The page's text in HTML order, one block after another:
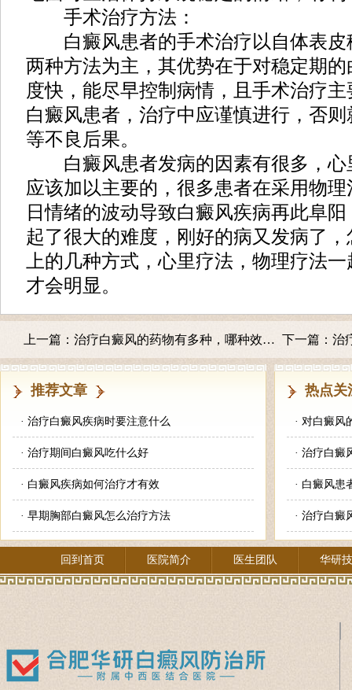
手术治疗方法：
白癜风患者的手术治疗以自体表皮
两种方法为主，其优势在于对稳定期
度快，能尽早控制病情，且手术治疗
白癜风患者，治疗中应谨慎进行，否
等不良后果。
白癜风患者发病的因素有很多，心
应该加以主要的，很多患者在采用物
日情绪的波动导致白癜风疾病再此阜
起了很大的难度，刚好的病又发病了
上的几种方式，心里疗法，物理疗法
才会明显。
上一篇： 治疗白癜风的药物有多种，哪种效果好 下一篇： 治
推荐文章
· 治疗白癜风疾病时要注意什么
· 治疗期间白癜风吃什么好
· 白癜风疾病如何治疗才有效
· 早期胸部白癜风怎么治疗方法
热点
· 对白癜风
· 治疗白癜
· 白癜风患
· 治疗白癜
回到首页 医院简介 医生团队 华研